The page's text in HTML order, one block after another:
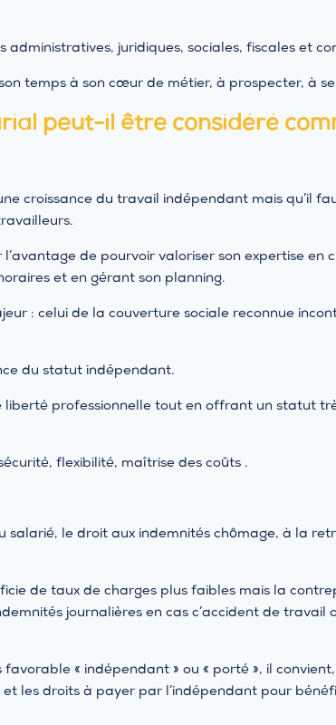
juridiques, sociales, fiscales et
temps à son cœur de métier, à prospecter, à
peut-il être considéré
croissance du travail indépendant mais qu’il
de pourvoir valoriser son expertise en
et en gérant son planning.
: celui de la couverture sociale reconnue
du statut indépendant.
professionnelle tout en offrant un statut
flexibilité, maîtrise des coûts .
le droit aux indemnités chômage, à la
de taux de charges plus faibles mais la
journalières en cas c’accident de travail
« indépendant » ou « porté », il
les droits à payer par l’indépendant pour